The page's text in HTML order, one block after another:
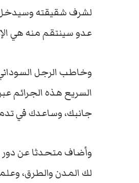
لشرف شقيقته وسيدخل
عدو سينتقم منه هي
وخاطب الرجل
السريع هذه الجرائم
جانبك، وساعدك في
وأضاف متحدثا عن دور
لك المدن والطرق،